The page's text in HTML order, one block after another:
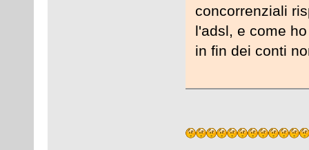
concorrenziali
l'adsl, e come
in fin dei conti